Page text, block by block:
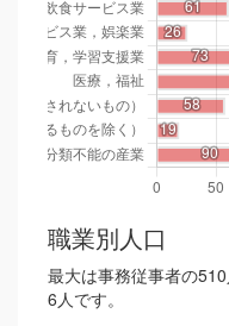
職業別人口
最大は事務従事者の
6人です。